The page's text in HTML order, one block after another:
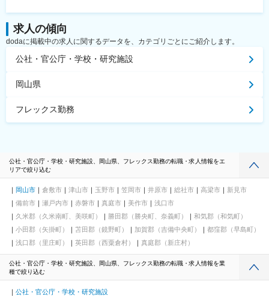
求人の傾向
dodaに掲載中の求人に関するデータを、カテゴリごとにご紹介します。
公社・官公庁・学校・研究施設
岡山県
フレックス勤務
公社・官公庁・学校・研究施設、岡山県、フレックス勤務の転職・求人情報をエ
リアで絞り込む
岡山市 倉敷市 津山市 玉野市 笠岡市 井原市 総社市 高梁市
新見市
備前市
瀬戸内市 赤磐市 真庭市 美作市
浅口市
久米郡（久米南町、美咲町）
勝田郡（勝央町、奈義町）
和気郡（和気町）
小田郡（矢掛町）
苫田郡（鏡野町） 加賀郡（吉備中央町）
都窪郡（早島町）
浅口郡（里庄町）
英田郡（西粟倉村） 真庭郡（新庄村）
公社・官公庁・学校・研究施設、岡山県、フレックス勤務の転職・求人情報を業
種で絞り込む
公社・官公庁・学校・研究施設